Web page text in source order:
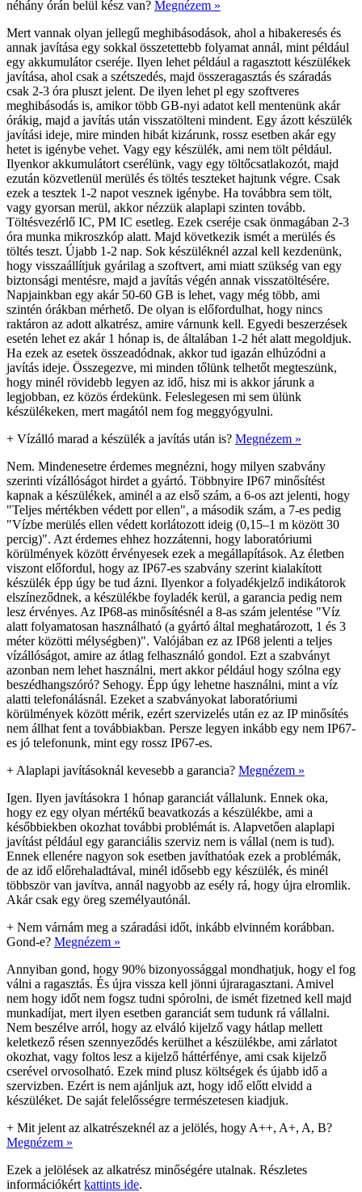
néhány órán belül kész van? Megnézem »
Mert vannak olyan jellegű meghibásodások, ahol a hibakeresés és
annak javítása egy sokkal összetettebb folyamat annál, mint például
egy akkumulátor cseréje. Ilyen lehet például a ragasztott készülékek
javítása, ahol csak a szétszedés, majd összeragasztás és száradás
csak 2-3 óra pluszt jelent. De ilyen lehet pl egy szoftveres
meghibásodás is, amikor több GB-nyi adatot kell mentenünk akár
órákig, majd a javítás után visszatölteni mindent. Egy ázott készülék
javítási ideje, mire minden hibát kizárunk, rossz esetben akár egy
hetet is igénybe vehet. Vagy egy készülék, ami nem tölt például.
Ilyenkor akkumulátort cserélünk, vagy egy töltőcsatlakozót, majd
ezután közvetlenül merülés és töltés teszteket hajtunk végre. Csak
ezek a tesztek 1-2 napot vesznek igénybe. Ha továbbra sem tölt,
vagy gyorsan merül, akkor nézzük alaplapi szinten tovább.
Töltésvezérlő IC, PM IC esetleg. Ezek cseréje csak önmagában 2-3
óra munka mikroszkóp alatt. Majd következik ismét a merülés és
töltés teszt. Újabb 1-2 nap. Sok készüléknél azzal kell kezdenünk,
hogy visszaállítjuk gyárilag a szoftvert, ami miatt szükség van egy
biztonsági mentésre, majd a javítás végén annak visszatöltésére.
Napjainkban egy akár 50-60 GB is lehet, vagy még több, ami
szintén órákban mérhető. De olyan is előfordulhat, hogy nincs
raktáron az adott alkatrész, amire várnunk kell. Egyedi beszerzések
esetén lehet ez akár 1 hónap is, de általában 1-2 hét alatt megoldjuk.
Ha ezek az esetek összeadódnak, akkor tud igazán elhúzódni a
javítás ideje. Összegezve, mi minden tőlünk telhetőt megteszünk,
hogy minél rövidebb legyen az idő, hisz mi is akkor járunk a
legjobban, ez közös érdekünk. Feleslegesen mi sem ülünk
készülékeken, mert magától nem fog meggyógyulni.
+ Vízálló marad a készülék a javítás után is? Megnézem »
Nem. Mindenesetre érdemes megnézni, hogy milyen szabvány
szerinti vízállóságot hirdet a gyártó. Többnyire IP67 minősítést
kapnak a készülékek, aminél a az első szám, a 6-os azt jelenti, hogy
"Teljes mértékben védett por ellen", a második szám, a 7-es pedig
"Vízbe merülés ellen védett korlátozott ideig (0,15–1 m között 30
percig)". Azt érdemes ehhez hozzátenni, hogy laboratóriumi
körülmények között érvényesek ezek a megállapítások. Az életben
viszont előfordul, hogy az IP67-es szabvány szerint kialakított
készülék épp úgy be tud ázni. Ilyenkor a folyadékjelző indikátorok
elszíneződnek, a készülékbe foyladék kerül, a garancia pedig nem
lesz érvényes. Az IP68-as minősítésnél a 8-as szám jelentése "Víz
alatt folyamatosan használható (a gyártó által meghatározott, 1 és 3
méter közötti mélységben)". Valójában ez az IP68 jelenti a teljes
vízállóságot, amire az átlag felhasználó gondol. Ezt a szabványt
azonban nem lehet használni, mert akkor például hogy szólna egy
beszédhangszóró? Sehogy. Épp úgy lehetne használni, mint a víz
alatti telefonálásnál. Ezeket a szabványokat laboratóriumi
körülmények között mérik, ezért szervizelés után ez az IP minősítés
nem állhat fent a továbbiakban. Persze legyen inkább egy nem IP67-
es jó telefonunk, mint egy rossz IP67-es.
+ Alaplapi javításoknál kevesebb a garancia? Megnézem »
Igen. Ilyen javításokra 1 hónap garanciát vállalunk. Ennek oka,
hogy ez egy olyan mértékű beavatkozás a készülékbe, ami a
későbbiekben okozhat további problémát is. Alapvetően alaplapi
javítást például egy garanciális szerviz nem is vállal (nem is tud).
Ennek ellenére nagyon sok esetben javíthatóak ezek a problémák,
de az idő előrehaladtával, minél idősebb egy készülék, és minél
többször van javítva, annál nagyobb az esély rá, hogy újra elromlik.
Akár csak egy öreg személyautónál.
+ Nem várnám meg a száradási időt, inkább elvinném korábban.
Gond-e? Megnézem »
Annyiban gond, hogy 90% bizonyossággal mondhatjuk, hogy el fog
válni a ragasztás. És újra vissza kell jönni újraragasztani. Amivel
nem hogy időt nem fogsz tudni spórolni, de ismét fizetned kell majd
munkadíjat, mert ilyen esetben garanciát sem tudunk rá vállalni.
Nem beszélve arról, hogy az elváló kijelző vagy hátlap mellett
keletkező résen szennyeződés kerülhet a készülékbe, ami zárlatot
okozhat, vagy foltos lesz a kijelző háttérfénye, ami csak kijelző
cserével orvosolható. Ezek mind plusz költségek és újabb idő a
szervizben. Ezért is nem ajánljuk azt, hogy idő előtt elvidd a
készüléket. De saját felelősségre természetesen kiadjuk.
+ Mit jelent az alkatrészeknél az a jelölés, hogy A++, A+, A, B?
Megnézem »
Ezek a jelölések az alkatrész minőségére utalnak. Részletes
információkért kattints ide.